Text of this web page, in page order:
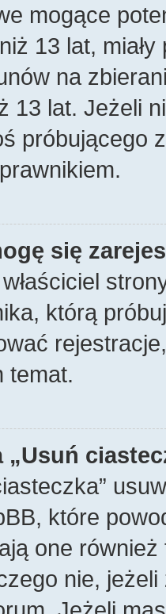
mogące
13 lat,
na
13 lat. Jeżeli
próbującego
się
którą
temat.
które
one
nie,